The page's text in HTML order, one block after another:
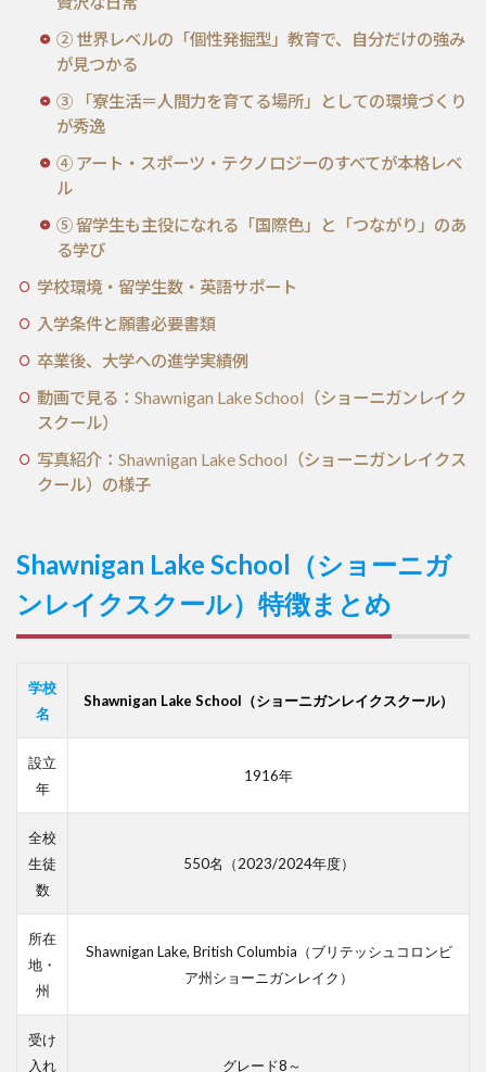
② 世界レベルの「個性発掘型」教育で、自分だけの強み
が見つかる
③ 「寮生活＝人間力を育てる場所」としての環境づくり
が秀逸
④ アート・スポーツ・テクノロジーのすべてが本格レベ
ル
⑤ 留学生も主役になれる「国際色」と「つながり」のあ
る学び
学校環境・留学生数・英語サポート
入学条件と願書必要書類
卒業後、大学への進学実績例
動画で見る：Shawnigan Lake School（ショーニガンレイク
スクール）
写真紹介：Shawnigan Lake School（ショーニガンレイクス
クール）の様子
Shawnigan Lake School（ショーニガ
ンレイクスクール）特徴まとめ
学校
名
Shawnigan Lake School（ショーニガンレイクスクール）
設立
年
1916年
全校
生徒
数
550名（2023/2024年度）
所在
地・
州
Shawnigan Lake, British Columbia（ブリテッシュコロンビ
ア州ショーニガンレイク）
受け
入れ
グレード8～